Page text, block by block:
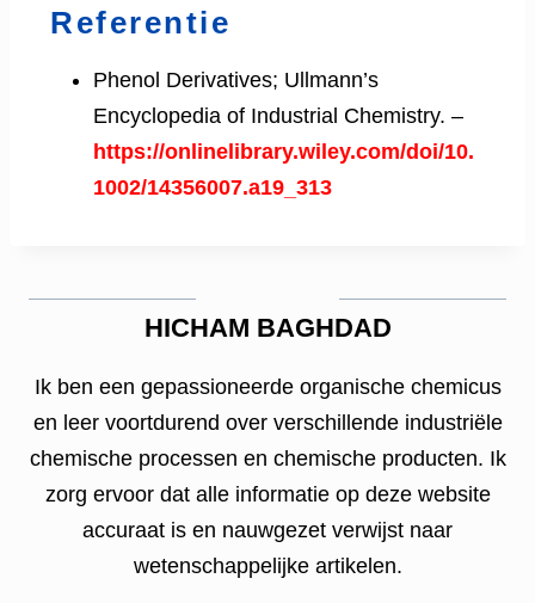
Referentie
Phenol Derivatives; Ullmann’s
Encyclopedia of Industrial Chemistry. –
https://onlinelibrary.wiley.com/doi/10.
1002/14356007.a19_313
HICHAM BAGHDAD
Ik ben een gepassioneerde organische chemicus
en leer voortdurend over verschillende industriële
chemische processen en chemische producten. Ik
zorg ervoor dat alle informatie op deze website
accuraat is en nauwgezet verwijst naar
wetenschappelijke artikelen.